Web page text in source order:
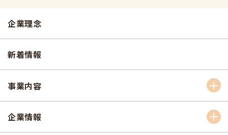
企業理念
新着情報
事業内容
企業情報